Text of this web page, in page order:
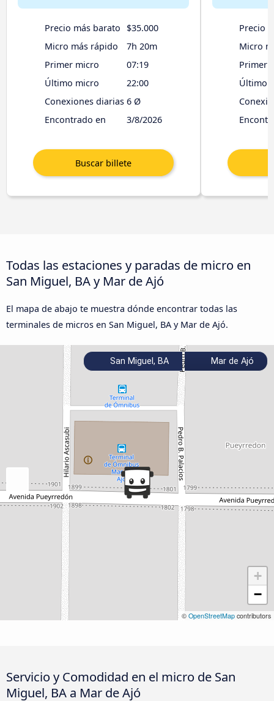
Precio más barato
$35.000
Micro más rápido
7h 20m
Primer micro
07:19
Último micro
22:00
Conexiones diarias 6 Ø
Encontrado en
3/8/2026
Precio
Micro
Primer
Último
Todas las estaciones y paradas de micro en
San Miguel, BA y Mar de Ajó
El mapa de abajo te muestra dónde encontrar todas las
terminales de micros en San Miguel, BA y Mar de Ajó.
+
−
© OpenStreetMap contributors
San Miguel, BA Mar de Ajó
Servicio y Comodidad en el micro de San
Miguel, BA a Mar de Ajó